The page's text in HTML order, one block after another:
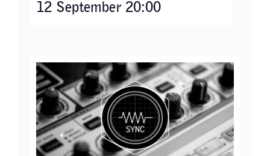
12 September 20:00